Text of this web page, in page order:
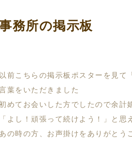
務所の掲示板
以前こちらの掲示板ポスターを見
葉をいただきました
めてお会いした方でしたので余
「よし！頑張って続けよう！」と思
あの時の方、お声掛けをありがと